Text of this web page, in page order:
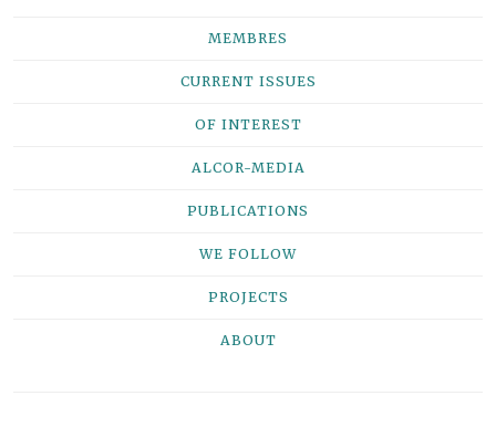
MEMBRES
CURRENT ISSUES
OF INTEREST
ALCOR-MEDIA
PUBLICATIONS
WE FOLLOW
PROJECTS
ABOUT